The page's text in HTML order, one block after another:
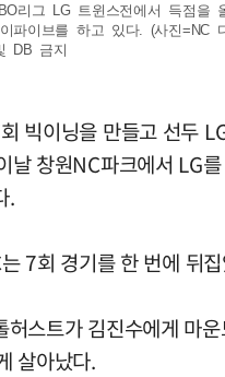
리그 LG 트윈스전에서 득점을
파이브를 하고 있다. (사진=NC
DB 금지
빅이닝을 만들고 선두
날 창원NC파크에서 LG
.
7회 경기를 한 번에 뒤
허스트가 김진수에게 마
살아났다.